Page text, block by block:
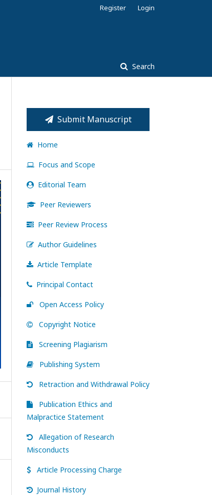
Search
Register Login
Submit Manuscript
Home
Focus and Scope
Editorial Team
Peer Reviewers
Peer Review Process
Author Guidelines
Article Template
Principal Contact
Open Access Policy
Copyright Notice
Screening Plagiarism
Publishing System
Retraction and Withdrawal Policy
Publication Ethics and
Malpractice Statement
Allegation of Research
Misconducts
Article Processing Charge
Journal History